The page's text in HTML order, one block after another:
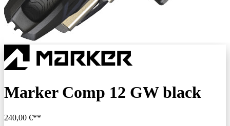
Marker Comp 12 GW black
240,00 €**